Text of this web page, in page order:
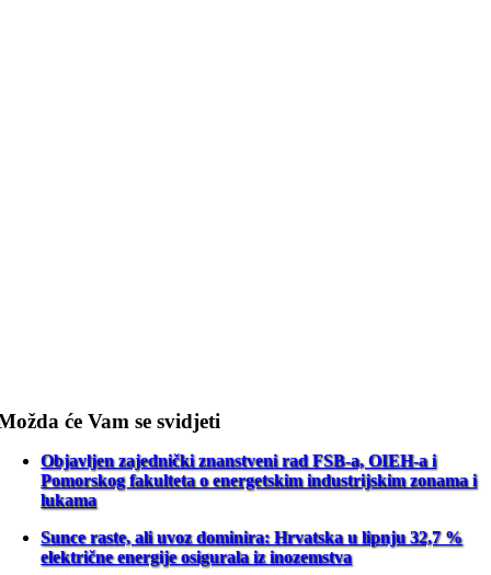
će Vam se svidjeti
Objavljen zajednički znanstveni rad FSB-a, OIEH-a i
Pomorskog fakulteta o energetskim industrijskim zonama i
lukama
Sunce raste, ali uvoz dominira: Hrvatska u lipnju 32,7 %
električne energije osigurala iz inozemstva